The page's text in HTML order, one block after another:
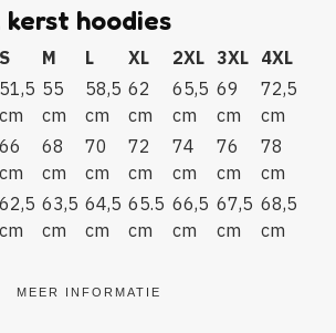
hoodies
S M L XL 2XL 3XL
4XL
51,5
cm
55
cm
58,5
cm
62
cm
65,5
cm
69
cm
72,5
cm
66
cm
68
cm
70
cm
72
cm
74
cm
76
cm
78
cm
62,5
cm
63,5
cm
64,5
cm
65.5
cm
66,5
cm
67,5
cm
68,5
cm
MEER INFORMATIE